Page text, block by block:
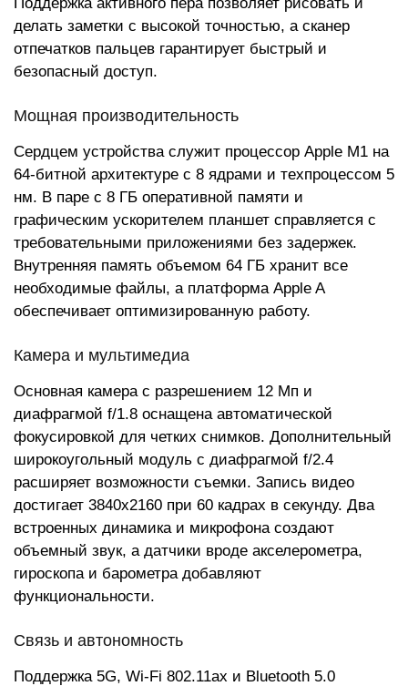
делать заметки с высокой точностью, а сканер
отпечатков пальцев гарантирует быстрый и
безопасный доступ.
Мощная производительность
Сердцем устройства служит процессор Apple M1 на
64-битной архитектуре с 8 ядрами и техпроцессом 5
нм. В паре с 8 ГБ оперативной памяти и
графическим ускорителем планшет справляется с
требовательными приложениями без задержек.
Внутренняя память объемом 64 ГБ хранит все
необходимые файлы, а платформа Apple A
обеспечивает оптимизированную работу.
Камера и мультимедиа
Основная камера с разрешением 12 Мп и
диафрагмой f/1.8 оснащена автоматической
фокусировкой для четких снимков. Дополнительный
широкоугольный модуль с диафрагмой f/2.4
расширяет возможности съемки. Запись видео
достигает 3840x2160 при 60 кадрах в секунду. Два
встроенных динамика и микрофона создают
объемный звук, а датчики вроде акселерометра,
гироскопа и барометра добавляют
функциональности.
Связь и автономность
Поддержка 5G, Wi-Fi 802.11ax и Bluetooth 5.0